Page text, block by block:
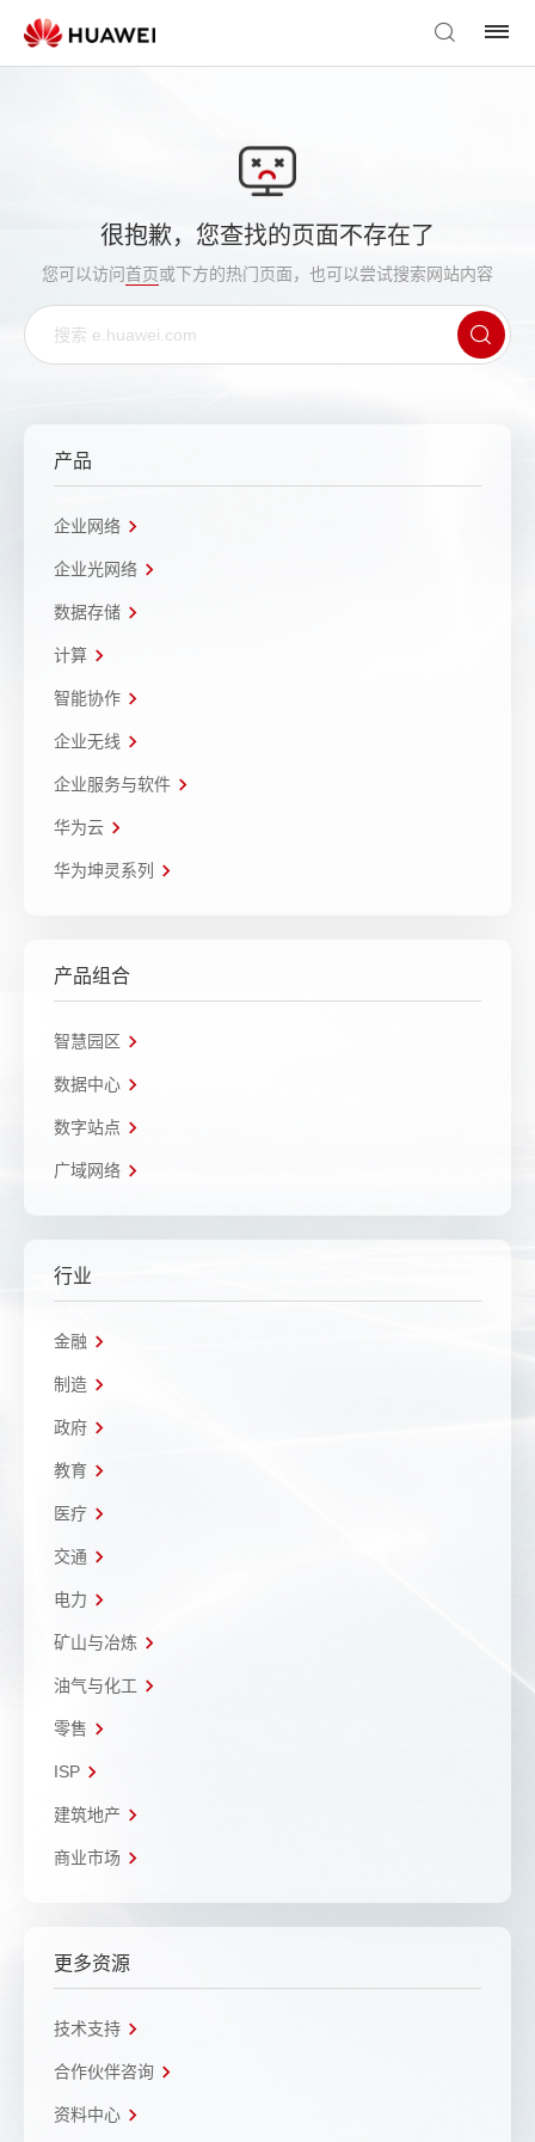
很抱歉，您查找的页面不存在了
您可以访问首页或下方的热门页面，也可以尝试搜索网站内容
产品
企业网络
企业光网络
数据存储
计算
智能协作
企业无线
企业服务与软件
华为云
华为坤灵系列
产品组合
智慧园区
数据中心
数字站点
广域网络
行业
金融
制造
政府
教育
医疗
交通
电力
矿山与冶炼
油气与化工
零售
ISP
建筑地产
商业市场
更多资源
技术支持
合作伙伴咨询
资料中心